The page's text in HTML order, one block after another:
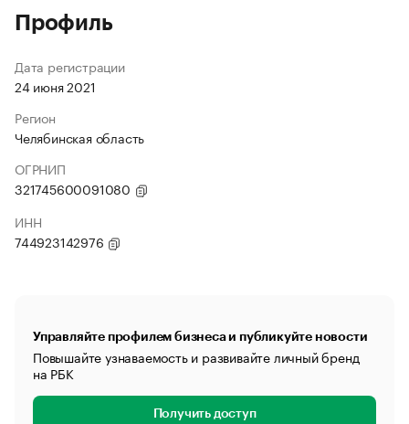
Профиль
Дата регистрации
24 июня 2021
Регион
Челябинская область
ОГРНИП
321745600091080
ИНН
744923142976
Управляйте профилем бизнеса и публикуйте новости
Повышайте узнаваемость и развивайте личный бренд
на РБК
Получить доступ